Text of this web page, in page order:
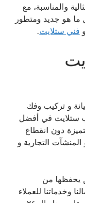
والمناسبة، مع
هو جديد ومتطور
فني ستلايت.
و تركيب وفك
ستلايت في أفضل
دون انقطاع
التجارية و
يحفظها من
وخدماتنا للعملاء